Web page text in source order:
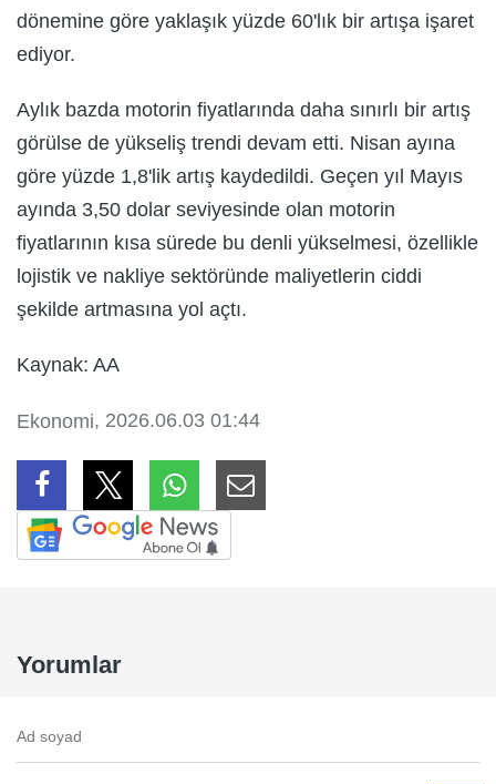
dönemine göre yaklaşık yüzde 60'lık bir artışa işaret
ediyor.
Aylık bazda motorin fiyatlarında daha sınırlı bir artış
görülse de yükseliş trendi devam etti. Nisan ayına
göre yüzde 1,8'lik artış kaydedildi. Geçen yıl Mayıs
ayında 3,50 dolar seviyesinde olan motorin
fiyatlarının kısa sürede bu denli yükselmesi, özellikle
lojistik ve nakliye sektöründe maliyetlerin ciddi
şekilde artmasına yol açtı.
Kaynak: AA
Ekonomi, 2026.06.03 01:44
Yorumlar